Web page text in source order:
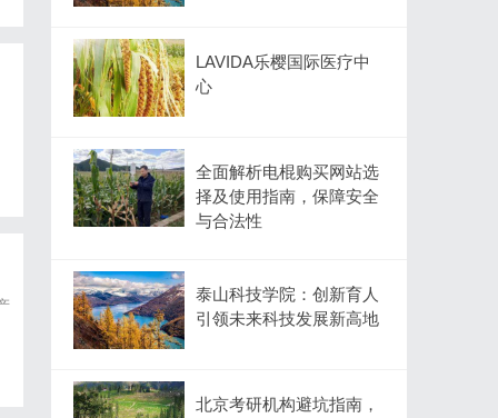
LAVIDA乐樱国际医疗中
心
全面解析电棍购买网站选
择及使用指南，保障安全
与合法性
泰山科技学院：创新育人
引领未来科技发展新高地
北京考研机构避坑指南，